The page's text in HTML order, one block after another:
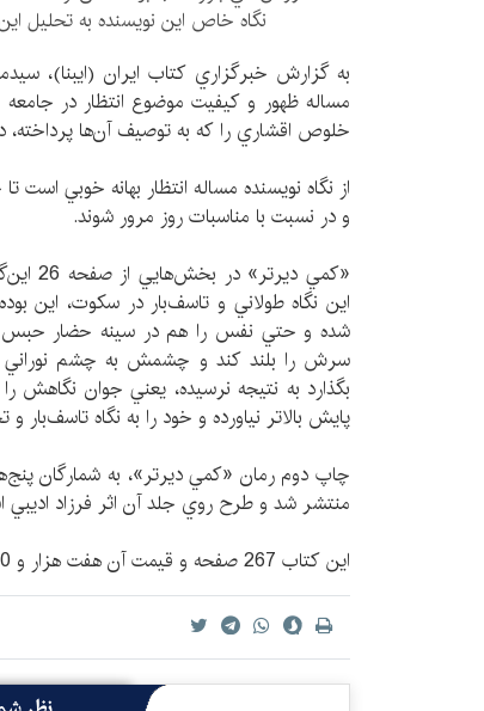
نگاه خاص اين نويسنده به تحليل
به گزارش خبرگزاري كتاب ايران (ايبنا)،
مساله ظهور و كيفيت موضوع انتظار در جامعه
خلوص اقشاري را كه به توصيف آن‌ها
از نگاه نويسنده مساله انتظار بهانه خوبي
و در نسبت با مناسبات روز مرور شوند.
«كمي
اين نگاه طولاني و تاسف‌بار در سكوت، اين
شده و حتي نفس را هم در سينه حضار حبس
سرش را بلند كند و چشمش به چشم نوراني
بگذارد به نتيجه نرسيده، ‌يعني جوان
پايش بالاتر نياورده و خود را به نگاه تاسف‌بار
چاپ دوم رمان «كمي ديرتر»، به شمارگان
منتشر شد و طرح روي جلد آن اثر فرزاد
اين كتاب 267 صفحه و قيمت آن هفت هزار و 800 تومان است.